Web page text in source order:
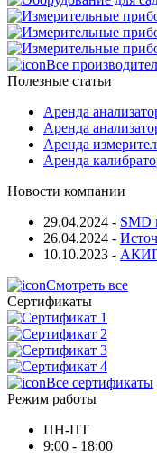
Все
Полезные статьи
Аренда
Аренда
Аренда
Аренда
Новости компании
29.04.2024 - SMD
26.04.2024 -
10.10.2023 - АКИП
Смотреть все
Сертификаты
Все сертификаты
Режим работы
ПН-ПТ
9:00 - 18:00